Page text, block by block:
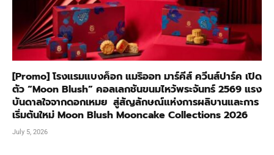
[Promo] โรงแรมแบงค็อก แมริออท มาร์คีส์ ควีนส์ปาร์ค เปิด
ตัว “Moon Blush” คอลเลกชันขนมไหว้พระจันทร์ 2569 แรง
บันดาลใจจากดอกเหมย สู่สัญลักษณ์แห่งการผลิบานและการ
เริ่มต้นใหม่ Moon Blush Mooncake Collections 2026
July 5, 2026